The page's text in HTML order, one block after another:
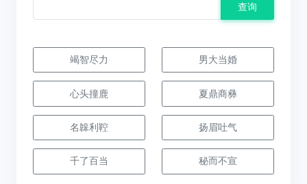
查询
竭智尽力 男大当婚
心头撞鹿 夏鼎商彝
名韟利鞚 扬眉吐气
千了百当 秘而不宣